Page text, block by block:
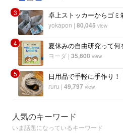
3 卓上ストッカーからゴミ
yokapon | 80,045 view
4 夏休みの自由研究って何
ヨーダ | 35,600 view
5 日用品で手軽に手作り！
ruru | 49,797 view
人気のキーワード
いま話題になっているキーワード